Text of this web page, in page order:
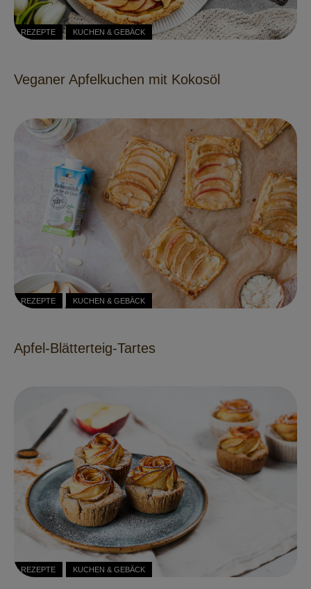
REZEPTE KUCHEN & GEBÄCK
Veganer Apfelkuchen mit Kokosöl
REZEPTE KUCHEN & GEBÄCK
Apfel-Blätterteig-Tartes
REZEPTE KUCHEN & GEBÄCK